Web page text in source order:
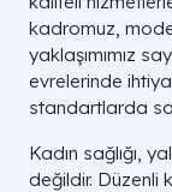
kadromuz,
yaklaşımımız
evrelerinde
standartlarda
Kadın sağlığı,
değildir. Düzenli